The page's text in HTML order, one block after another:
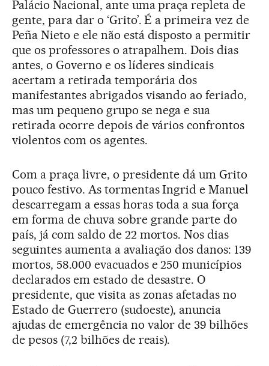
Palácio Nacional, ante uma praça repleta de
gente, para dar o ‘Grito’. É a primeira vez de
Peña Nieto e ele não está disposto a permitir
que os professores o atrapalhem. Dois dias
antes, o Governo e os líderes sindicais
acertam a retirada temporária dos
manifestantes abrigados visando ao feriado,
mas um pequeno grupo se nega e sua
retirada ocorre depois de vários confrontos
violentos com os agentes.
Com a praça livre, o presidente dá um Grito
pouco festivo. As tormentas Ingrid e Manuel
descarregam a essas horas toda a sua força
em forma de chuva sobre grande parte do
país, já com saldo de 22 mortos. Nos dias
seguintes aumenta a avaliação dos danos: 139
mortos, 58.000 evacuados e 250 municípios
declarados em estado de desastre. O
presidente, que visita as zonas afetadas no
Estado de Guerrero (sudoeste), anuncia
ajudas de emergência no valor de 39 bilhões
de pesos (7,2 bilhões de reais).